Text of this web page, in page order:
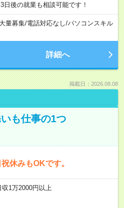
後の就業も相談可能です！
量募集/電話対応なし/パソコンスキル
詳細へ
掲載日：2026.08.08
も仕事の1つ
休みもOKです。
1万2000円以上